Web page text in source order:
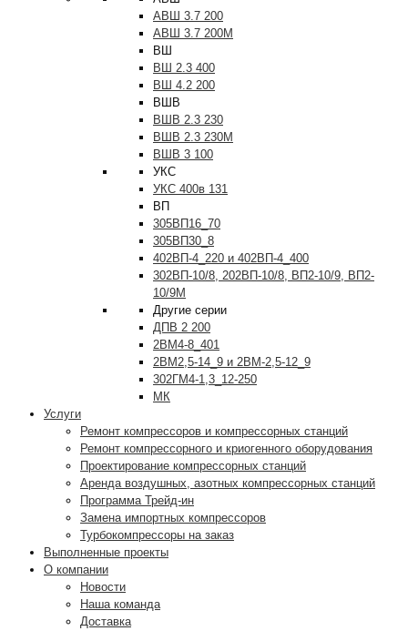
АВШ 3.7 200
АВШ 3.7 200М
ВШ
ВШ 2.3 400
ВШ 4.2 200
ВШВ
ВШВ 2.3 230
ВШВ 2.3 230М
ВШВ 3 100
УКС
УКС 400в 131
ВП
305ВП16_70
305ВП30_8
402ВП-4_220 и 402ВП-4_400
302ВП-10/8, 202ВП-10/8, ВП2-10/9, ВП2-
10/9М
Другие серии
ДПВ 2 200
2ВМ4-8_401
2ВМ2,5-14_9 и 2ВМ-2,5-12_9
302ГМ4-1,3_12-250
МК
Услуги
Ремонт компрессоров и компрессорных станций
Ремонт компрессорного и криогенного оборудования
Проектирование компрессорных станций
Аренда воздушных, азотных компрессорных станций
Программа Трейд-ин
Замена импортных компрессоров
Турбокомпрессоры на заказ
Выполненные проекты
О компании
Новости
Наша команда
Доставка